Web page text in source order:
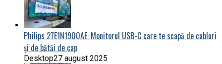
Philips 27E1N1900AE: Monitorul USB-C care te scapă de cabluri
și de bătăi de cap
Desktop27 august 2025